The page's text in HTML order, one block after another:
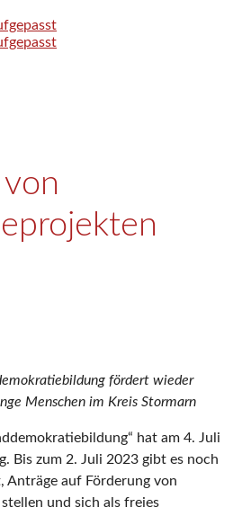
fördert wieder
Menschen im Kreis Stormarn
hat am 4. Juli
Bis zum 2. Juli 2023 gibt es noch
Anträge auf Förderung von
und sich als freies